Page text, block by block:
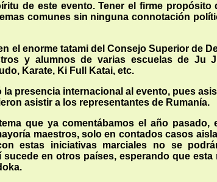
de este evento. Tener el firme propósito
comunes sin ninguna connotación
el enorme tatami del Consejo Superior de
y alumnos de varias escuelas de Ju
Karate, Ki FuIl Katai, etc.
la presencia internacional al evento, pues
asistir a los representantes de Rumanía.
que ya comentábamos el año
maestros, solo en contados casos
estas iniciativas marciales no se
en otros países, esperando que